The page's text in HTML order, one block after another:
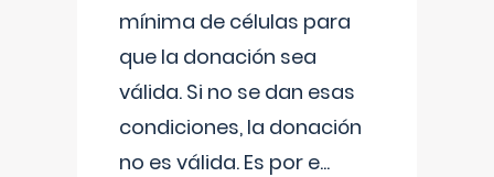
mínima de células para
que la donación sea
válida. Si no se dan esas
condiciones, la donación
no es válida. Es por e...